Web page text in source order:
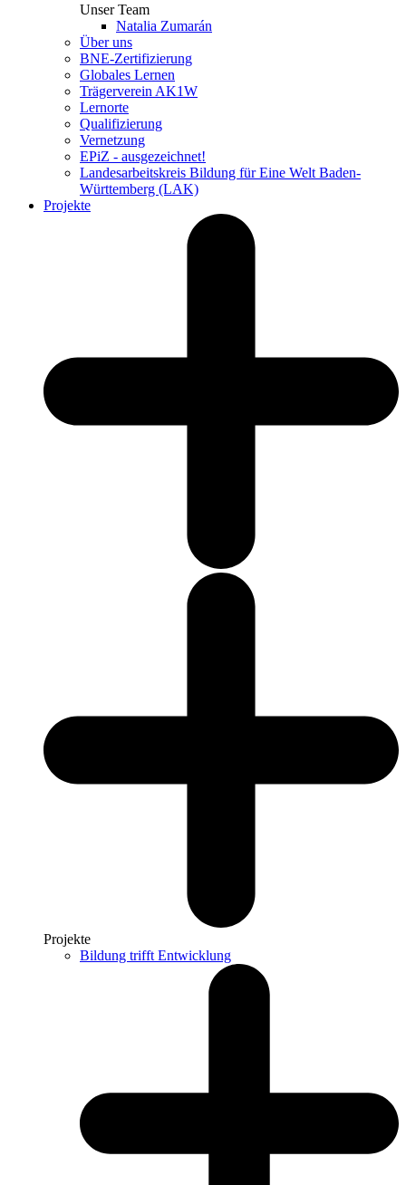
Unser Team
Natalia Zumarán
Über uns
BNE-Zertifizierung
Globales Lernen
Trägerverein AK1W
Lernorte
Qualifizierung
Vernetzung
EPiZ - ausgezeichnet!
Landesarbeitskreis Bildung für Eine Welt Baden-
Württemberg (LAK)
Projekte
Projekte
Bildung trifft Entwicklung